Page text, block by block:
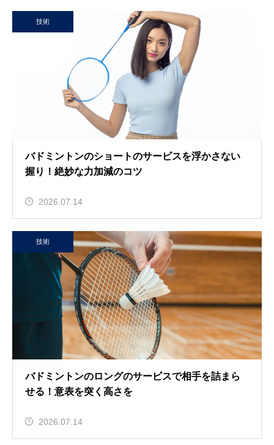
技術
バドミントンのショートのサービスを浮かさない
握り！絶妙な力加減のコツ
2026.07.14
技術
バドミントンのロングのサービスで相手を詰まら
せる！意表を突く高さを
2026.07.14